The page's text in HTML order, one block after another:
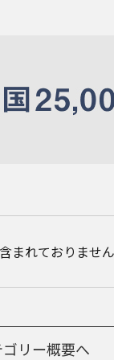
まれておりませ
ゴリー概要へ